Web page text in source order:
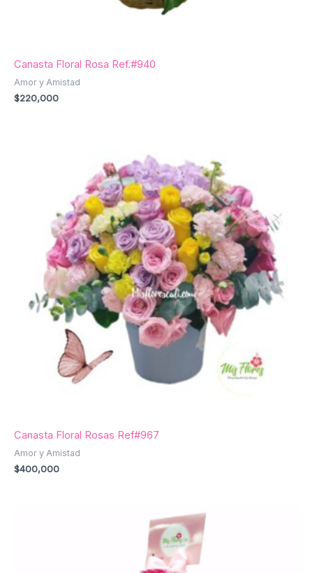
Canasta Floral Rosa Ref.#940
Amor y Amistad
$220,000
Canasta Floral Rosas Ref#967
Amor y Amistad
$400,000